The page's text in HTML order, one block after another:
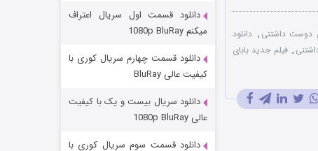
دوست داشتنی , دانلود
, فیلم جدید بابای
مردگان متحرک: شهر مرده ۳
دانلود قسمت اول سریال اعتراف
میکنم 1080p BluRay
دانلود قسمت چهارم سریال کوری با
کیفیت عالی BluRay
دانلود سریال بیست و یک با کیفیت
عالی 1080p BluRay
دانلود قسمت سوم سریال کوری با